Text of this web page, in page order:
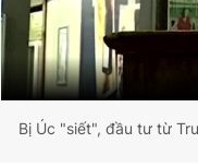
Bị Úc "siết", đầu tư từ